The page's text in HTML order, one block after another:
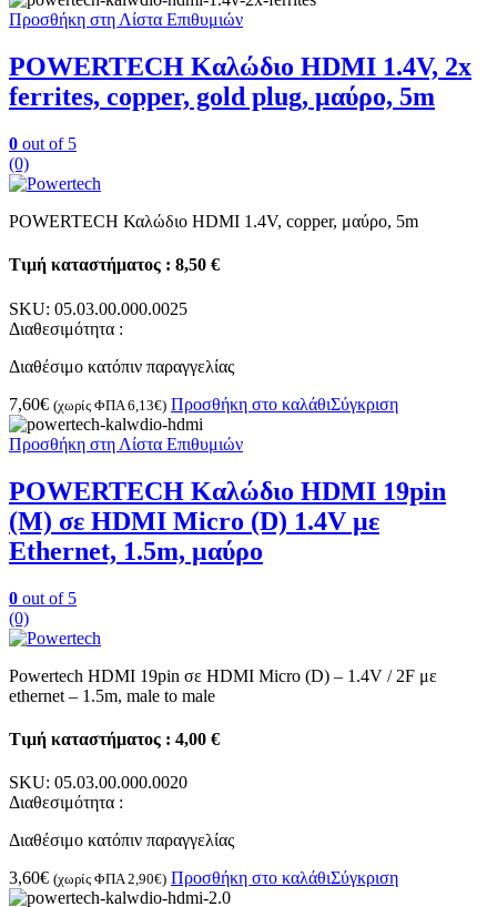
Προσθήκη στη Λίστα Επιθυμιών
POWERTECH Καλώδιο HDMI 1.4V, 2x
ferrites, copper, gold plug, μαύρο, 5m
0 out of 5
(0)
POWERTECH Καλώδιο HDMI 1.4V, copper, μαύρο, 5m
Τιμή καταστήματος : 8,50 €
SKU: 05.03.00.000.0025
Διαθεσιμότητα :
Διαθέσιμο κατόπιν παραγγελίας
7,60€ (χωρίς ΦΠΑ 6,13€) Προσθήκη στο καλάθιΣύγκριση
Προσθήκη στη Λίστα Επιθυμιών
POWERTECH Καλώδιο HDMI 19pin
(Μ) σε HDMI Micro (D) 1.4V με
Ethernet, 1.5m, μαύρο
0 out of 5
(0)
Powertech HDMI 19pin σε HDMI Micro (D) – 1.4V / 2F με
ethernet – 1.5m, male to male
Τιμή καταστήματος : 4,00 €
SKU: 05.03.00.000.0020
Διαθεσιμότητα :
Διαθέσιμο κατόπιν παραγγελίας
3,60€ (χωρίς ΦΠΑ2,90€) Προσθήκη στο καλάθιΣύγκριση